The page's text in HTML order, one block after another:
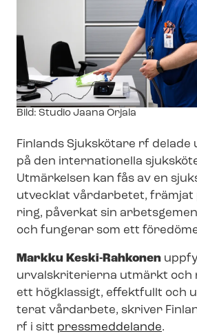
Image
Bild: Studio Jaana Orjala
Finlands Sjukskötare rf delade
på den internationella
Utmärkelsen kan fås av en
utvecklat vårdarbetet,
ring, påverkat sin
och fungerar som ett
Markku Keski-Rahkonen
urvalskriterierna utmärkt och
ett högklassigt, effektfullt och
te­rat vårdarbete, skriver
rf i sitt pressmeddelande.